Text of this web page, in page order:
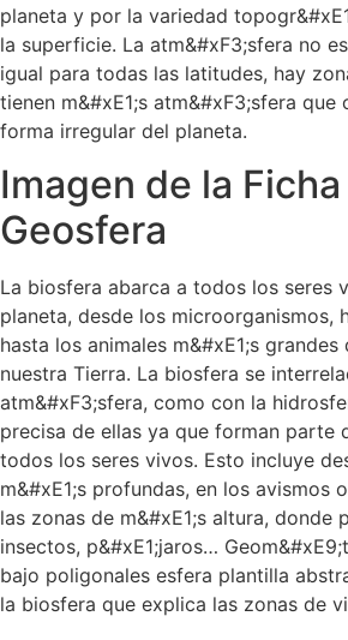
planeta y por la variedad
la superficie. La atm&#xF3;sfera no
igual para todas las latitudes, hay
tienen m&#xE1;s atm&#xF3;sfera que
forma irregular del planeta.
Imagen de la
Geosfera
La biosfera abarca a todos los seres
planeta, desde los microorganismos,
hasta los animales m&#xE1;s
nuestra Tierra. La biosfera se
atm&#xF3;sfera, como con la
precisa de ellas ya que forman parte
todos los seres vivos. Esto incluye
m&#xE1;s profundas, en los avismos
las zonas de m&#xE1;s altura, donde
insectos, p&#xE1;jaros…
bajo poligonales esfera plantilla
la biosfera que explica las zonas de